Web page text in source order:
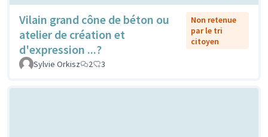
Vilain grand cône de béton ou
atelier de création et
d'expression ...?
Non retenue
par le tri
citoyen
Sylvie Orkisz 2 3